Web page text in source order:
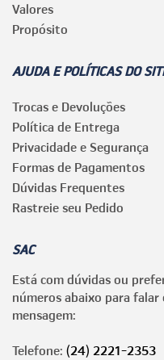
Valores
Propósito
AJUDA E POLÍTICAS DO
Trocas e Devoluções
Política de Entrega
Privacidade e Segurança
Formas de Pagamentos
Dúvidas Frequentes
Rastreie seu Pedido
SAC
Está com dúvidas ou
números abaixo para
mensagem:
Telefone: (24) 2221-2353